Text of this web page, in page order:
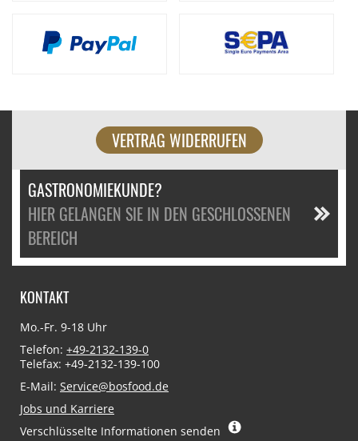
VERTRAG WIDERRUFEN
GASTRONOMIEKUNDE?
HIER GELANGEN SIE IN DEN GESCHLOSSENEN
BEREICH
KONTAKT
Mo.-Fr. 9-18 Uhr
Telefon: +49-2132-139-0
Telefax: +49-2132-139-100
E-Mail: Service@bosfood.de
Jobs und Karriere
Verschlüsselte Informationen senden